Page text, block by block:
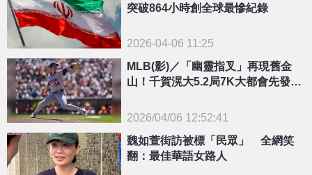
突破864小時創全球最慘紀錄
2026-04-06 11:25
{PLAYICON}
MLB(影)／「幽靈指叉」再現舊金
山！千賀滉大5.2局7K大都會先發輪
2026/04/06 12:52:41
魏如萱街訪被標「民眾」 全網笑
翻：最佳華語女路人